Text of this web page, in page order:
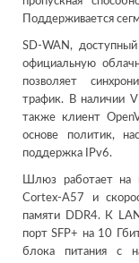
Поддерживается
SD-WAN,
официальную
позволяет
трафик. В наличии
также клиент
основе политик,
поддержка IPv6.
Шлюз работает на
Cortex-A57 и
памяти DDR4. К
порт SFP+ на 10
блока питания с